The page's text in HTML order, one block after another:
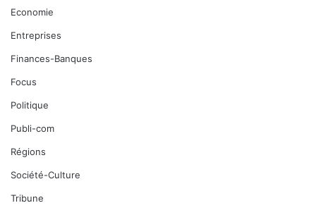
Economie
Entreprises
Finances-Banques
Focus
Politique
Publi-com
Régions
Société-Culture
Tribune